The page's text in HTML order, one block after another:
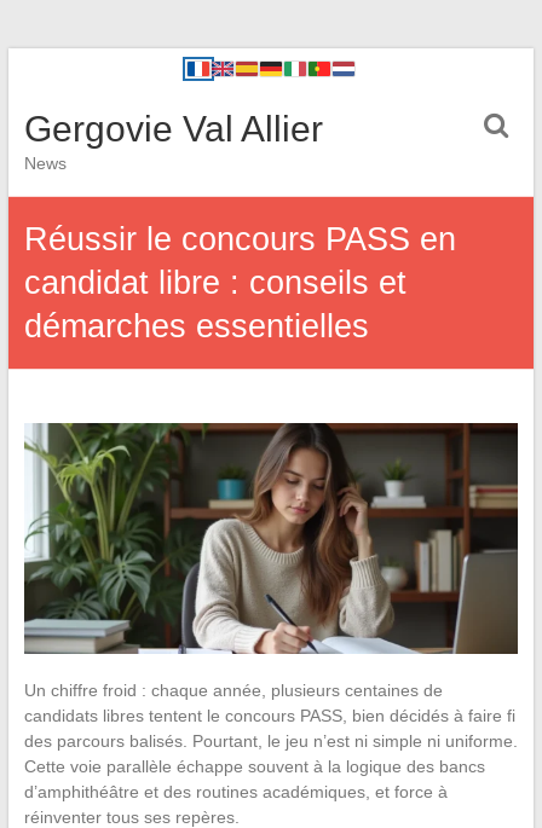
Gergovie Val Allier
News
Réussir le concours PASS en
candidat libre : conseils et
démarches essentielles
Un chiffre froid : chaque année, plusieurs centaines de
candidats libres tentent le concours PASS, bien décidés à faire fi
des parcours balisés. Pourtant, le jeu n’est ni simple ni uniforme.
Cette voie parallèle échappe souvent à la logique des bancs
d’amphithéâtre et des routines académiques, et force à
réinventer tous ses repères.